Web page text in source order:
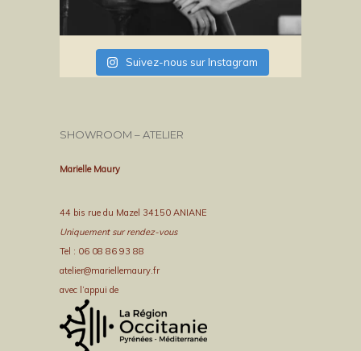
Suivez-nous sur Instagram
SHOWROOM – ATELIER
Marielle Maury
44 bis rue du Mazel 34150 ANIANE
Uniquement sur rendez-vous
Tel : 06 08 86 93 88
atelier@mariellemaury.fr
avec l’appui de